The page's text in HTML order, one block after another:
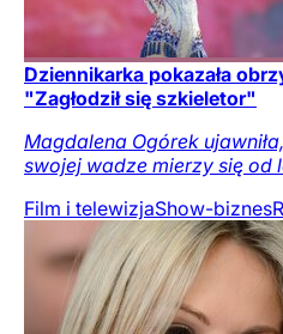
Dziennikarka pokazała
"Zagłodził się szkieletor"
Magdalena Ogórek
swojej wadze mierzy się od
Film i telewizjaShow-biznes